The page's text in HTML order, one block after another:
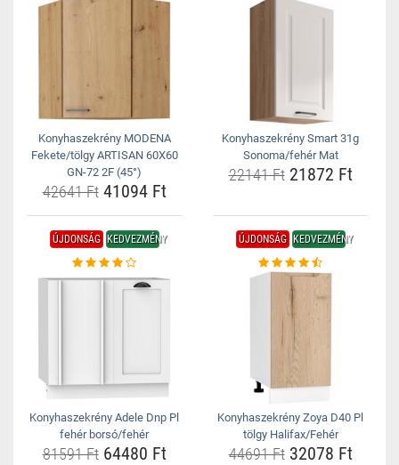
Konyhaszekrény MODENA
Fekete/tölgy ARTISAN 60X60
GN-72 2F (45°)
42641 Ft41094 Ft
Konyhaszekrény Smart 31g
Sonoma/fehér Mat
22141 Ft21872 Ft
ÚJDONSÁG KEDVEZMÉNY
Konyhaszekrény Adele Dnp Pl
fehér borsó/fehér
81591 Ft64480 Ft
ÚJDONSÁG KEDVEZMÉNY
Konyhaszekrény Zoya D40 Pl
tölgy Halifax/Fehér
44691 Ft32078 Ft